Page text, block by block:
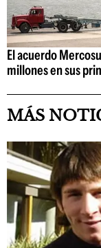
El acuerdo
millones en sus
MÁS